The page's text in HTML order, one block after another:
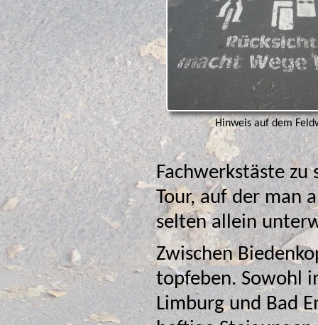
Hinweis auf dem
Fachwerkstäste zu sehen. Alles
Tour, auf der man
selten
Zwischen Biedenkopf
topfeben. Sowohl im Bereich der
Limburg und Bad